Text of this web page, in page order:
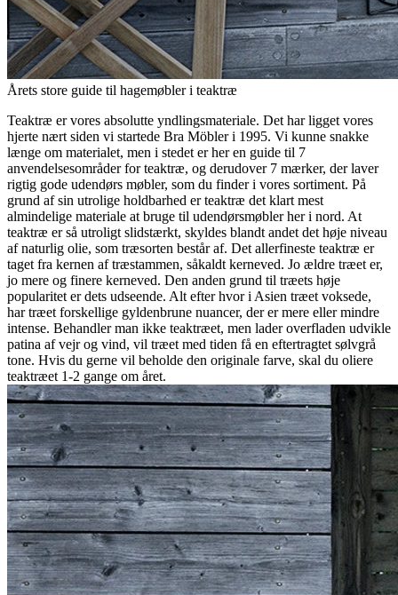
Årets store guide til hagemøbler i teaktræ
Teaktræ er vores absolutte yndlingsmateriale. Det har ligget vores
hjerte nært siden vi startede Bra Möbler i 1995. Vi kunne snakke
længe om materialet, men i stedet er her en guide til 7
anvendelsesområder for teaktræ, og derudover 7 mærker, der laver
rigtig gode udendørs møbler, som du finder i vores sortiment. På
grund af sin utrolige holdbarhed er teaktræ det klart mest
almindelige materiale at bruge til udendørsmøbler her i nord. At
teaktræ er så utroligt slidstærkt, skyldes blandt andet det høje niveau
af naturlig olie, som træsorten består af. Det allerfineste teaktræ er
taget fra kernen af ​​træstammen, såkaldt kerneved. Jo ældre træet er,
jo mere og finere kerneved. Den anden grund til træets høje
popularitet er dets udseende. Alt efter hvor i Asien træet voksede,
har træet forskellige gyldenbrune nuancer, der er mere eller mindre
intense. Behandler man ikke teaktræet, men lader overfladen udvikle
patina af vejr og vind, vil træet med tiden få en eftertragtet sølvgrå
tone. Hvis du gerne vil beholde den originale farve, skal du oliere
teaktræet 1-2 gange om året.